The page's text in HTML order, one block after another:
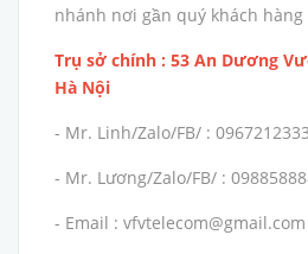
nhánh nơi gần quý khách
Trụ sở chính : 53 An Dương
Hà Nội
- Mr. Linh/Zalo/FB/ : 0967212333
- Mr. Lương/Zalo/FB/ :
- Email : vfvtelecom@gmail.com